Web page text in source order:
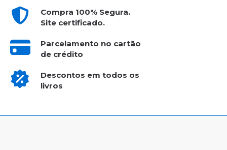
Compra 100% Segura.
Site certificado.
Parcelamento no cartão
de crédito
Descontos em todos os
livros